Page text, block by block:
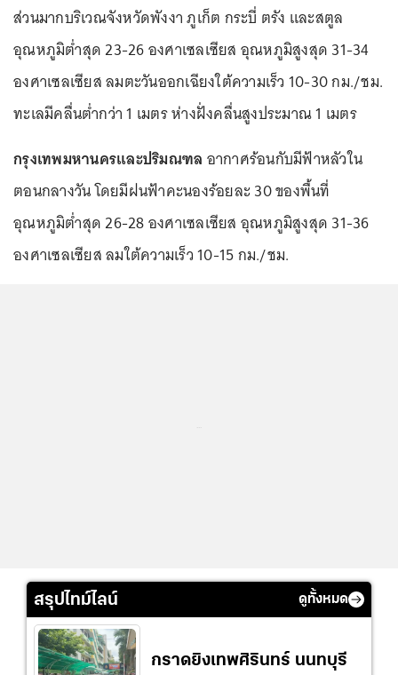
ส่วนมากบริเวณจังหวัดพังงา ภูเก็ต กระบี่ ตรัง และสตูล
อุณหภูมิต่ำสุด 23-26 องศาเซลเซียส อุณหภูมิสูงสุด 31-34
องศาเซลเซียส ลมตะวันออกเฉียงใต้ความเร็ว 10-30 กม./ชม.
ทะเลมีคลื่นต่ำกว่า 1 เมตร ห่างฝั่งคลื่นสูงประมาณ 1 เมตร
กรุงเทพมหานครและปริมณฑล อากาศร้อนกับมีฟ้าหลัวใน
ตอนกลางวัน โดยมีฝนฟ้าคะนองร้อยละ 30 ของพื้นที่
อุณหภูมิต่ำสุด 26-28 องศาเซลเซียส อุณหภูมิสูงสุด 31-36
องศาเซลเซียส ลมใต้ความเร็ว 10-15 กม./ชม.
สรุปไทม์ไลน์ ดูทั้งหมด
กราดยิงเทพศิรินทร์ นนทบุรี